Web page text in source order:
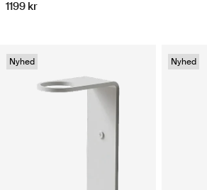
1199 kr
Nyhed Nyhed